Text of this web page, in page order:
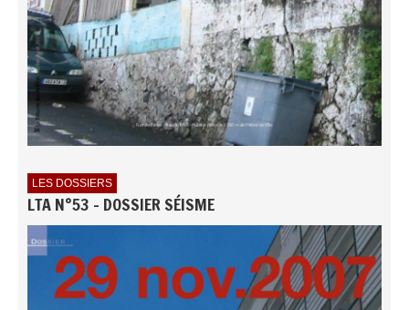
LES DOSSIERS
LTA N°53 - DOSSIER SÉISME